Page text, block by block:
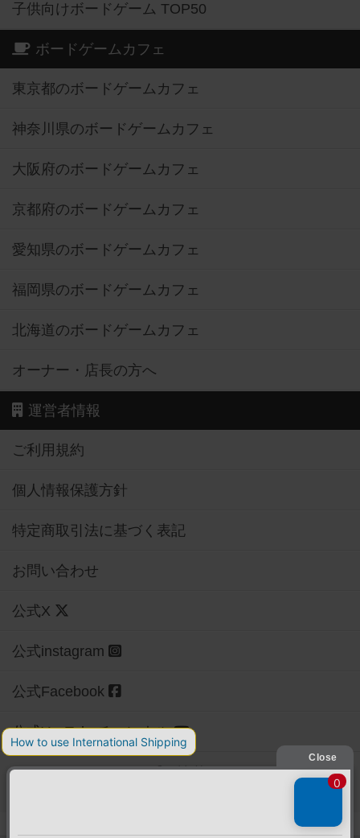
子供向けボードゲーム TOP50
ボードゲームカフェ
東京都のボードゲームカフェ
神奈川県のボードゲームカフェ
大阪府のボードゲームカフェ
京都府のボードゲームカフェ
愛知県のボードゲームカフェ
福岡県のボードゲームカフェ
北海道のボードゲームカフェ
オーナー・店長の方へ
運営者情報
ご利用規約
個人情報保護方針
特定商取引法に基づく表記
お問い合わせ
公式X
公式instagram
公式Facebook
公式YouTubeチャンネル
Copyright (c)